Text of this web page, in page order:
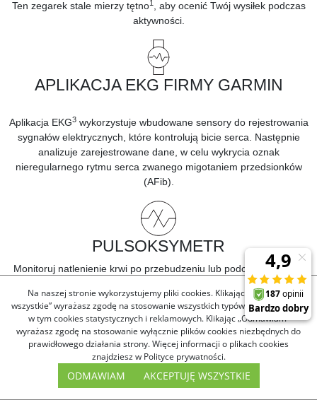
Ten zegarek stale mierzy tętno1, aby ocenić Twój wysiłek podczas
aktywności.
APLIKACJA EKG FIRMY GARMIN
Aplikacja EKG3 wykorzystuje wbudowane sensory do rejestrowania
sygnałów elektrycznych, które kontrolują bicie serca. Następnie
analizuje zarejestrowane dane, w celu wykrycia oznak
nieregularnego rytmu serca zwanego migotaniem przedsionków
(AFib).
PULSOKSYMETR
Monitoruj natlenienie krwi po przebudzeniu lub podczas snu oraz
dowiedz się, jak dostosowujesz się do wysokości4.
ASYSTENT SNU
Uzyskaj ocenę jakości snu i spersonalizowane porady, by wiedzieć,
fazy snu i uzyskaj informacje, które
Na naszej stronie wykorzystujemy pliki cookies. Klikając „Akceptuję
wszystkie” wyrażasz zgodę na stosowanie wszystkich typów plików cookies,
w tym cookies statystycznych i reklamowych. Klikając „Odmawiam”
wyrażasz zgodę na stosowanie wyłącznie plików cookies niezbędnych do
prawidłowego działania strony. Więcej informacji o plikach cookies
znajdziesz w Polityce prywatności.
ODMAWIAM AKCEPTUJĘ WSZYSTKIE